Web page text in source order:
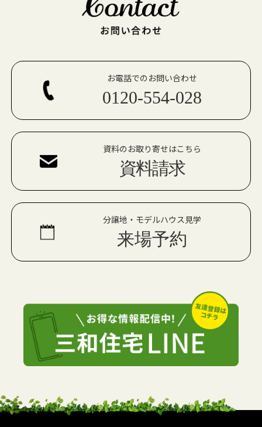
お電話でのお問い合わせ
0120-554-028
資料のお取り寄せはこちら
資料請求
分譲地・モデルハウス見学
来場予約